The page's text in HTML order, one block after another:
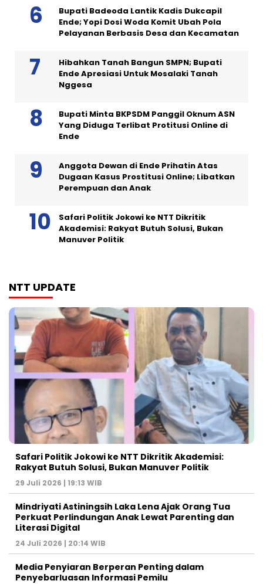
Bupati Badeoda Lantik Kadis Dukcapil
Ende; Yopi Dosi Woda Komit Ubah Pola
Pelayanan Berbasis Desa dan Kecamatan
Hibahkan Tanah Bangun SMPN; Bupati
Ende Apresiasi Untuk Mosalaki Tanah
Nggesa
Bupati Minta BKPSDM Panggil Oknum ASN
Yang Diduga Terlibat Protitusi Online di
Ende
Anggota Dewan di Ende Prihatin Atas
Dugaan Kasus Prostitusi Online; Libatkan
Perempuan dan Anak
Safari Politik Jokowi ke NTT Dikritik
Akademisi: Rakyat Butuh Solusi, Bukan
Manuver Politik
NTT UPDATE
Safari Politik Jokowi ke NTT Dikritik Akademisi:
Rakyat Butuh Solusi, Bukan Manuver Politik
29 Juli 2026 | 19:13 WIB
Mindriyati Astiningsih Laka Lena Ajak Orang Tua
Perkuat Perlindungan Anak Lewat Parenting dan
Literasi Digital
24 Juli 2026 | 20:14 WIB
Media Penyiaran Berperan Penting dalam
Penyebarluasan Informasi Pemilu